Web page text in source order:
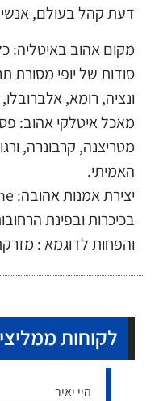
דעת קהל בעולם, אנשי
מקום אהוב באיטליה:
סודות של יופי מסורת
ונציה, רומא,
מאכל איטלקי אהוב:
מטריצנה, קרבונרה,
האמיתי.
בכיכרות ובפינת
והפחות לדוגמא :
לקוחות
היי יאיר